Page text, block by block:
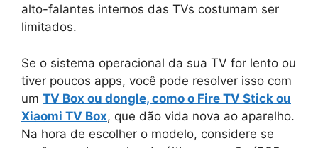
alto-falantes internos das TVs costumam ser
limitados.
Se o sistema operacional da sua TV for lento ou
tiver poucos apps, você pode resolver isso com
um TV Box ou dongle, como o Fire TV Stick ou
Xiaomi TV Box, que dão vida nova ao aparelho.
Na hora de escolher o modelo, considere se